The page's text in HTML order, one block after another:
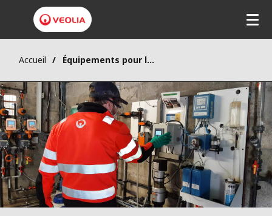
Accueil Équipements pour les solutions chimiques de traitement de l’eau